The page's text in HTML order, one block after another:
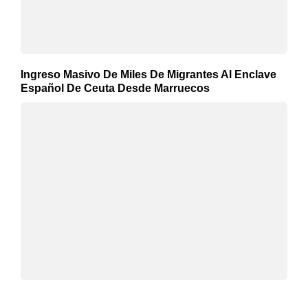
Ingreso Masivo De Miles De Migrantes Al Enclave
Español De Ceuta Desde Marruecos